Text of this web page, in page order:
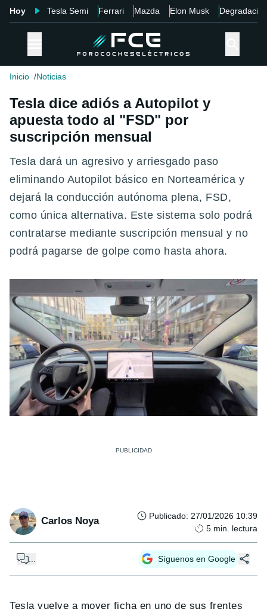
Hoy Tesla Semi Ferrari Mazda Elon Musk Degradación
Inicio Noticias
Tesla dice adiós a Autopilot y
apuesta todo al "FSD" por
suscripción mensual
Tesla dará un agresivo y arriesgado paso
eliminando Autopilot básico en Norteamérica y
dejará la conducción autónoma plena, FSD,
como única alternativa. Este sistema solo podrá
contratarse mediante suscripción mensual y no
podrá pagarse de golpe como hasta ahora.
Carlos Noya Publicado: 27/01/2026 10:39
5 min. lectura
Síguenos en Google
Tesla vuelve a mover ficha en uno de sus frentes